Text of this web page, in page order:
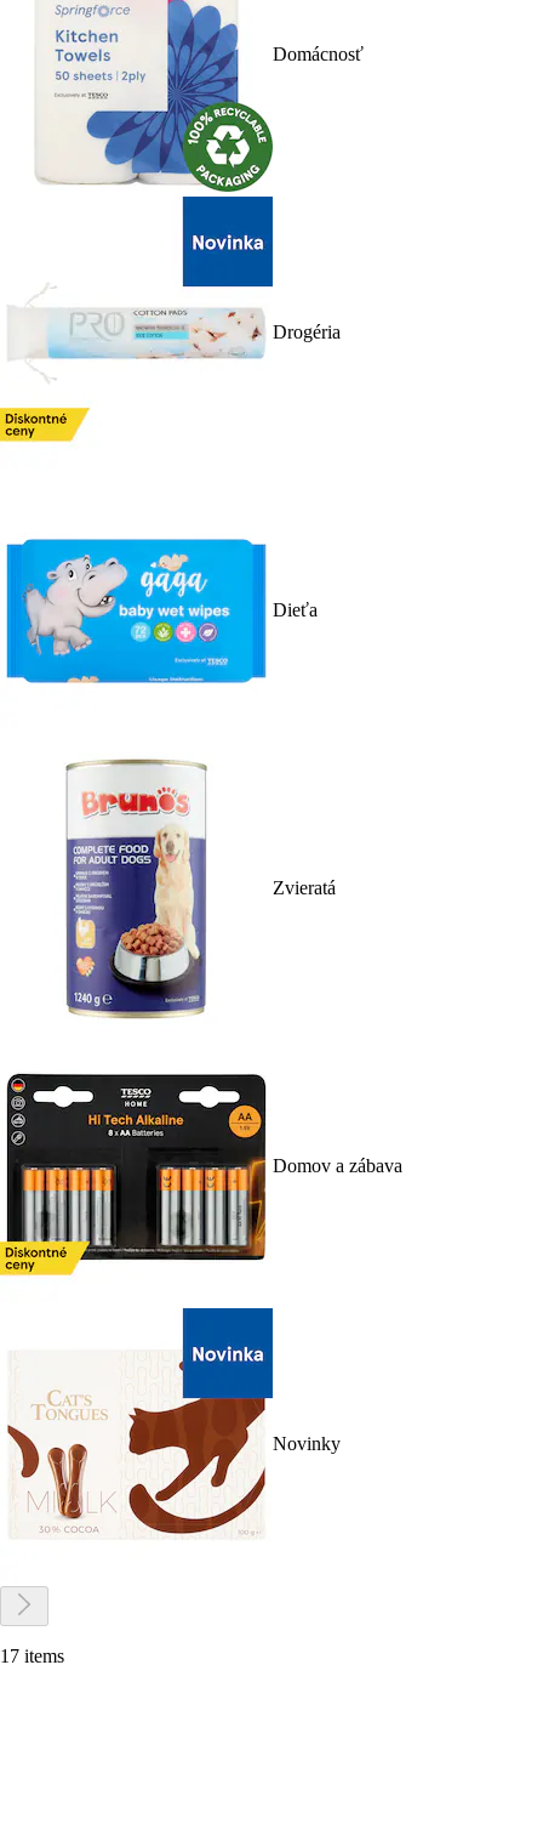
Domácnosť
Drogéria
Dieťa
Zvieratá
Domov a zábava
Novinky
17 items